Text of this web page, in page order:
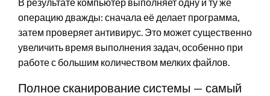
операцию дважды: сначала её делает программа,
затем проверяет антивирус. Это может существенно
увеличить время выполнения задач, особенно при
работе с большим количеством мелких файлов.
Полное сканирование системы — самый